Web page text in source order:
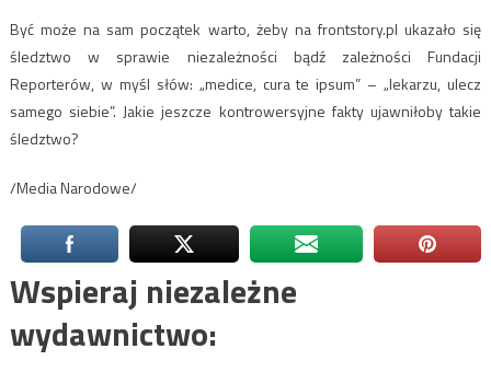
Być może na sam początek warto, żeby na frontstory.pl ukazało się
śledztwo w sprawie niezależności bądź zależności Fundacji
Reporterów, w myśl słów: „medice, cura te ipsum” – „lekarzu, ulecz
samego siebie”. Jakie jeszcze kontrowersyjne fakty ujawniłoby takie
śledztwo?
/Media Narodowe/
Wspieraj niezależne
wydawnictwo: